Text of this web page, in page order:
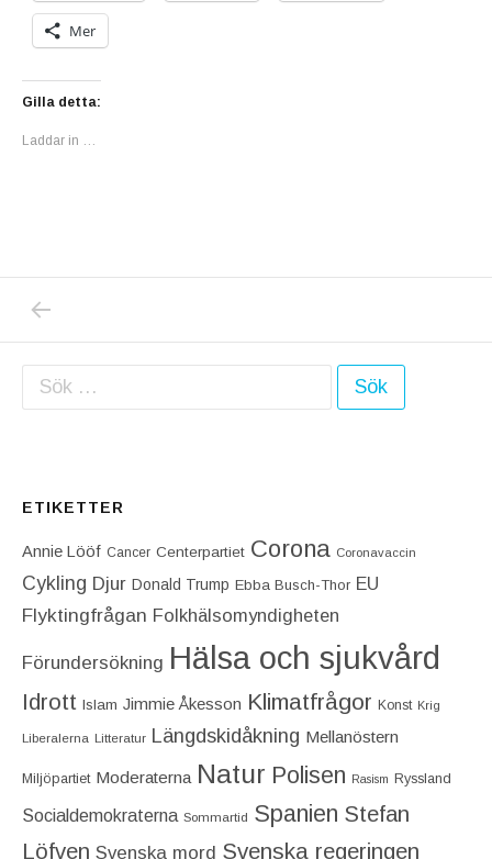
Mer
Gilla detta:
Laddar in …
Inläggsnavigering
Sök efter:
ETIKETTER
Annie Lööf Cancer Centerpartiet‎ Corona Coronavaccin
Cykling Djur Donald Trump Ebba Busch-Thor EU
Flyktingfrågan Folkhälsomyndigheten
Förundersökning Hälsa och sjukvård
Idrott Islam Jimmie Åkesson Klimatfrågor Konst Krig
Liberalerna Litteratur Längdskidåkning Mellanöstern
Miljöpartiet Moderaterna Natur Polisen Rasism Ryssland
Socialdemokraterna Sommartid Spanien Stefan
Löfven Svenska mord Svenska regeringen